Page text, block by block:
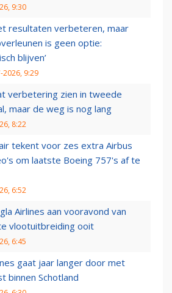
9:30
resultaten verbeteren, maar
is geen optie:
blijven’
2026, 9:29
verbetering zien in tweede
maar de weg is nog lang
8:22
tekent voor zes extra Airbus
om laatste Boeing 757's af te
6:52
Airlines aan vooravond van
vlootuitbreiding ooit
6:45
gaat jaar langer door met
binnen Schotland